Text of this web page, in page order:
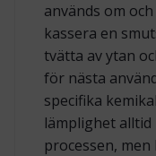
används om
kassera en
tvätta av ytan
för nästa
specifika
lämplighet
processen,